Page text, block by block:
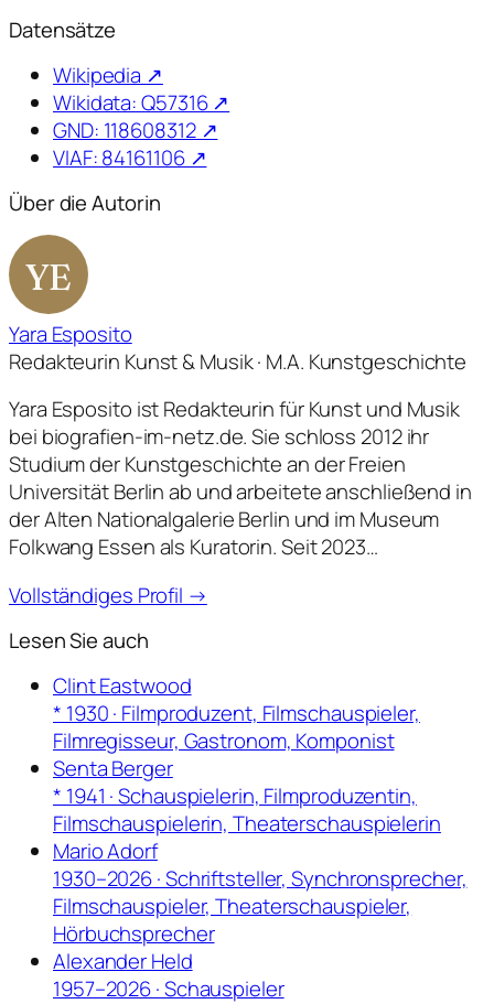
Datensätze
Wikipedia ↗
Wikidata: Q57316 ↗
GND: 118608312 ↗
VIAF: 84161106 ↗
Über die Autorin
YE
Yara Esposito
Redakteurin Kunst & Musik · M.A. Kunstgeschichte
Yara Esposito ist Redakteurin für Kunst und Musik
bei biografien-im-netz.de. Sie schloss 2012 ihr
Studium der Kunstgeschichte an der Freien
Universität Berlin ab und arbeitete anschließend in
der Alten Nationalgalerie Berlin und im Museum
Folkwang Essen als Kuratorin. Seit 2023…
Vollständiges Profil →
Lesen Sie auch
Clint Eastwood
* 1930 · Filmproduzent, Filmschauspieler,
Filmregisseur, Gastronom, Komponist
Senta Berger
* 1941 · Schauspielerin, Filmproduzentin,
Filmschauspielerin, Theaterschauspielerin
Mario Adorf
1930–2026 · Schriftsteller, Synchronsprecher,
Filmschauspieler, Theaterschauspieler,
Hörbuchsprecher
Alexander Held
1957–2026 · Schauspieler